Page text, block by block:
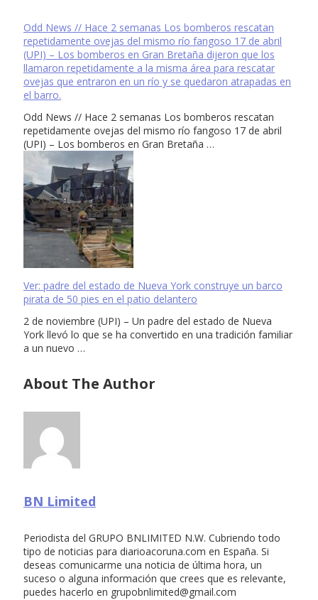
Odd News // Hace 2 semanas Los bomberos rescatan
repetidamente ovejas del mismo río fangoso 17 de abril
(UPI) – Los bomberos en Gran Bretaña dijeron que los
llamaron repetidamente a la misma área para rescatar
ovejas que entraron en un río y se quedaron atrapadas en
el barro.
Odd News // Hace 2 semanas Los bomberos rescatan
repetidamente ovejas del mismo río fangoso 17 de abril
(UPI) – Los bomberos en Gran Bretaña …
Ver: padre del estado de Nueva York construye un barco
pirata de 50 pies en el patio delantero
2 de noviembre (UPI) – Un padre del estado de Nueva
York llevó lo que se ha convertido en una tradición familiar
a un nuevo …
About The Author
BN Limited
Periodista del GRUPO BNLIMITED N.W. Cubriendo todo
tipo de noticias para diarioacoruna.com en España. Si
deseas comunicarme una noticia de última hora, un
suceso o alguna información que crees que es relevante,
puedes hacerlo en grupobnlimited@gmail.com